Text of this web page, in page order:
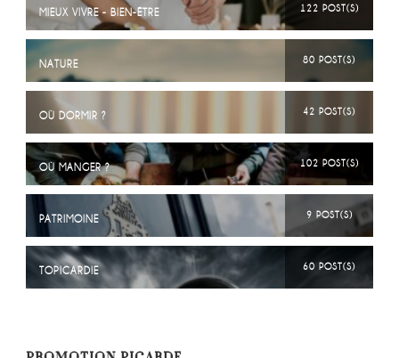
MIEUX VIVRE - BIEN-ÊTRE 122 POST(S)
NATURE 80 POST(S)
OÙ DORMIR ? 42 POST(S)
OÙ MANGER ? 102 POST(S)
PATRIMOINE 9 POST(S)
TOPICARDIE 60 POST(S)